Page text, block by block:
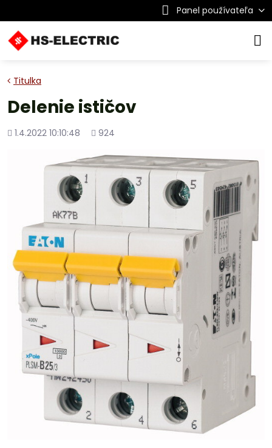
Panel používateľa
Titulka
Delenie ističov
Pridané
1.4.2022 10:10:48
Počet
924